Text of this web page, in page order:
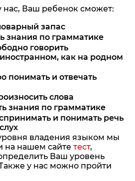
нас, Ваш ребенок сможет:
запас
знания по грамматике
говорить
как на родном
понимать и отвечать
слова
знания по грамматике
и понимать речь
владения языком мы
на нашем сайте тест,
Ваш уровень
у нас можно пройти